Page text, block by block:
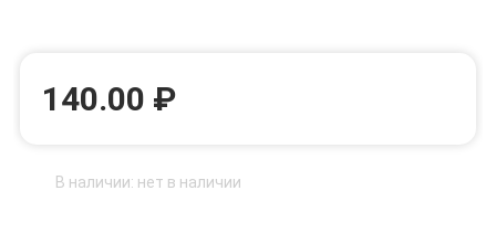
140.00 ₽
В наличии: нет в наличии